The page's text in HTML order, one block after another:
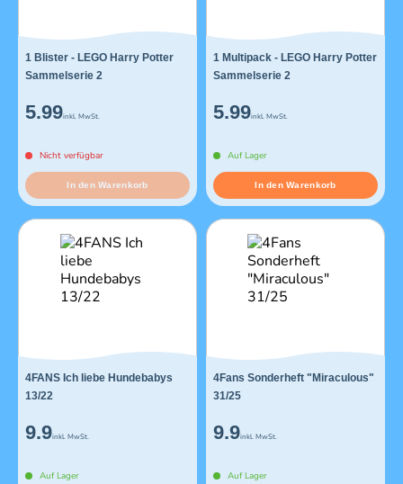
1 Blister - LEGO Harry Potter
Sammelserie 2
5.99inkl. MwSt.
Nicht verfügbar
In den Warenkorb
1 Multipack - LEGO Harry Potter
Sammelserie 2
5.99inkl. MwSt.
Auf Lager
In den Warenkorb
4FANS Ich liebe Hundebabys
13/22
9.9inkl. MwSt.
Auf Lager
4Fans Sonderheft "Miraculous"
31/25
9.9inkl. MwSt.
Auf Lager